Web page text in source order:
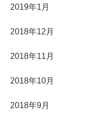
2019年1月
2018年12月
2018年11月
2018年10月
2018年9月